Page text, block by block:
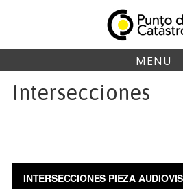
MENU
Intersecciones